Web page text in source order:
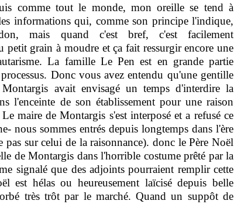
comme tout le monde, mon oreille se tend à
informations qui, comme son principe l'indique,
mais quand c'est bref, c'est facilement
petit grain à moudre et ça fait ressurgir encore une
La famille Le Pen est en grande partie
Donc vous avez entendu qu'une gentille
avait envisagé un temps d'interdire la
l'enceinte de son établissement pour une raison
maire de Montargis s'est interposé et a refusé ce
nous sommes entrés depuis longtemps dans l'ère
pas sur celui de la raisonnance). donc le Père Noël
de Montargis dans l'horrible costume prêté par la
signalé que des adjoints pourraient remplir cette
est hélas ou heureusement laïcisé depuis belle
très trôt par le marché. Quand un suppôt de